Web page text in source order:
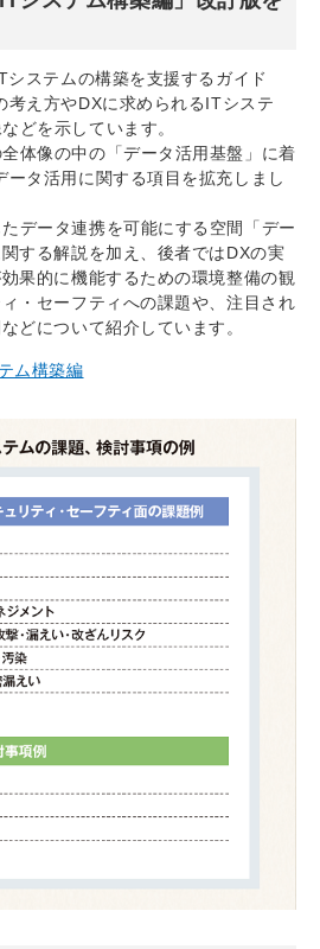
ステムの構築を支援するガイド
考え方やDXに求められるITシステ
どを示しています。
体像の中の「データ活用基盤」に着
ータ活用に関する項目を拡充しまし
データ連携を可能にする空間「デー
する解説を加え、後者ではDXの実
果的に機能するための環境整備の観
・セーフティへの課題や、注目され
どについて紹介しています。
ム構築編